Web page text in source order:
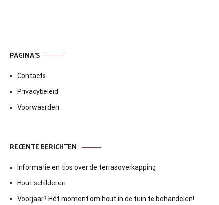
PAGINA’S
Contacts
Privacybeleid
Voorwaarden
RECENTE BERICHTEN
Informatie en tips over de terrasoverkapping
Hout schilderen
Voorjaar? Hét moment om hout in de tuin te behandelen!